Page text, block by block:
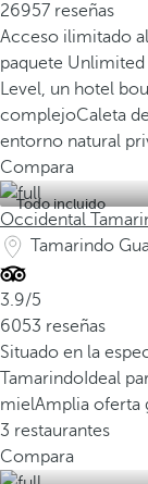
26957 reseñas
Acceso ilimitado
paquete
Level, un hotel
complejoCaleta
entorno natural
Compara
Todo incluido
Occidental
Tamarindo
3.9/5
6053 reseñas
Situado en la
Tamarindo Ideal
mielAmplia oferta
3 restaurantes
Compara